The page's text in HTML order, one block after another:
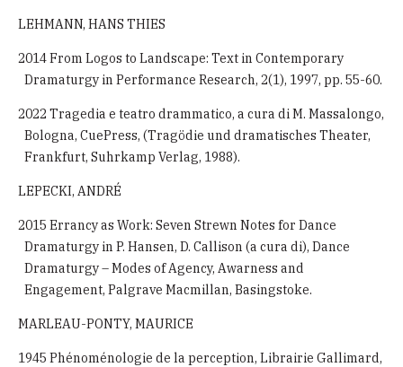
LEHMANN, HANS THIES
2014 From Logos to Landscape: Text in Contemporary
Dramaturgy in Performance Research, 2(1), 1997, pp. 55-60.
2022 Tragedia e teatro drammatico, a cura di M. Massalongo,
Bologna, CuePress, (Tragödie und dramatisches Theater,
Frankfurt, Suhrkamp Verlag, 1988).
LEPECKI, ANDRÉ
2015 Errancy as Work: Seven Strewn Notes for Dance
Dramaturgy in P. Hansen, D. Callison (a cura di), Dance
Dramaturgy – Modes of Agency, Awarness and
Engagement, Palgrave Macmillan, Basingstoke.
MARLEAU-PONTY, MAURICE
1945 Phénoménologie de la perception, Librairie Gallimard,